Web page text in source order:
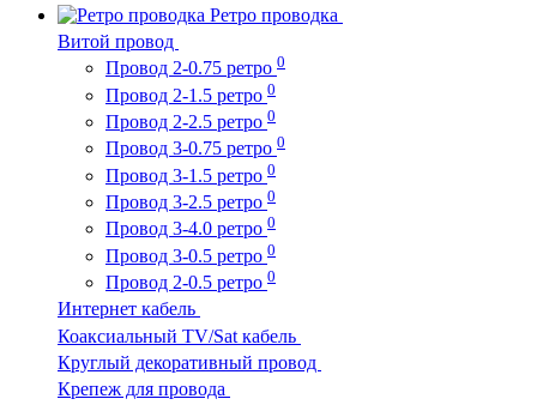
Ретро проводка
Витой провод
Провод 2-0.75 ретро 0
Провод 2-1.5 ретро 0
Провод 2-2.5 ретро 0
Провод 3-0.75 ретро 0
Провод 3-1.5 ретро 0
Провод 3-2.5 ретро 0
Провод 3-4.0 ретро 0
Провод 3-0.5 ретро 0
Провод 2-0.5 ретро 0
Интернет кабель
Коаксиальный TV/Sat кабель
Круглый декоративный провод
Крепеж для провода